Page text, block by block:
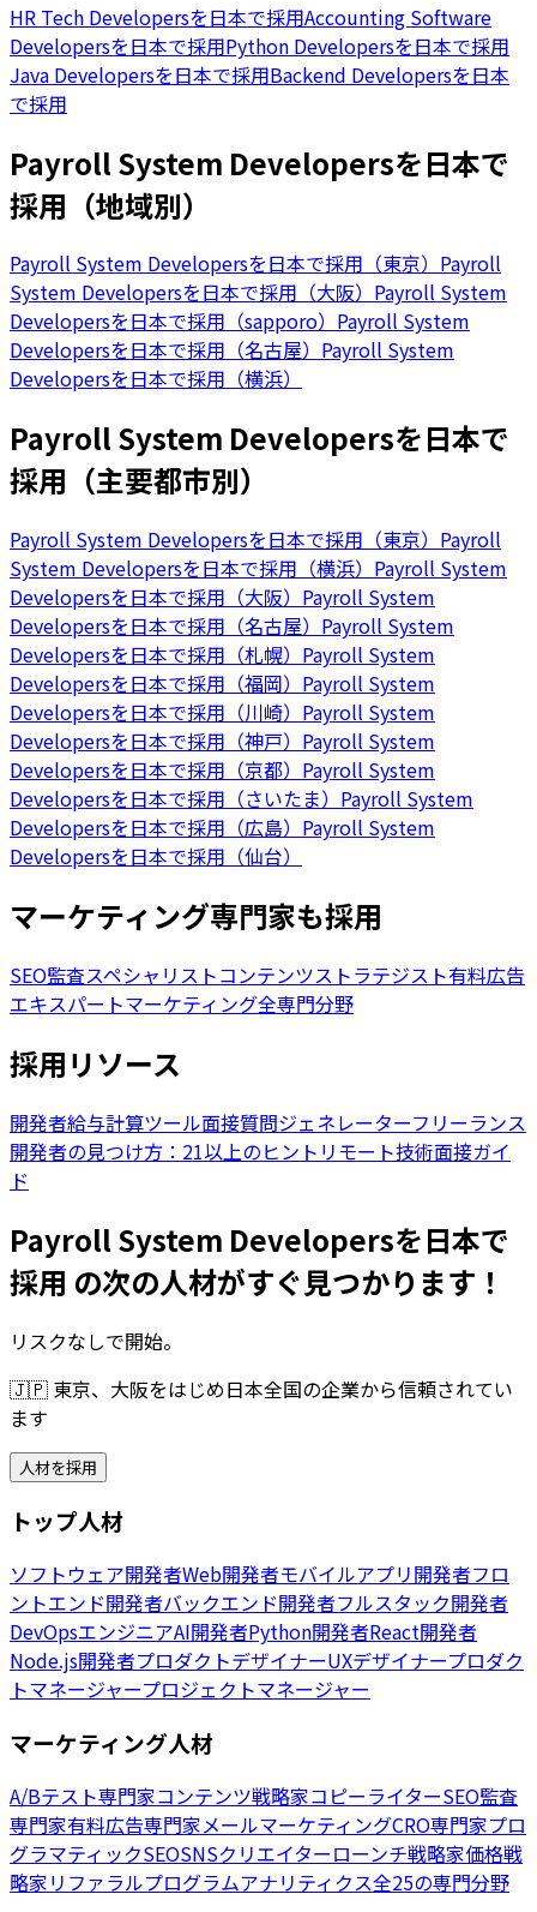
HR Tech Developersを日本で採用Accounting Software
Developersを日本で採用Python Developersを日本で採用
Java Developersを日本で採用Backend Developersを日本
で採用
Payroll System Developersを日本で
採用（地域別）
Payroll System Developersを日本で採用（東京） Payroll
System Developersを日本で採用（大阪） Payroll System
Developersを日本で採用（sapporo） Payroll System
Developersを日本で採用（名古屋） Payroll System
Developersを日本で採用（横浜）
Payroll System Developersを日本で
採用（主要都市別）
Payroll System Developersを日本で採用（東京） Payroll
System Developersを日本で採用（横浜） Payroll System
Developersを日本で採用（大阪） Payroll System
Developersを日本で採用（名古屋） Payroll System
Developersを日本で採用（札幌） Payroll System
Developersを日本で採用（福岡） Payroll System
Developersを日本で採用（川崎） Payroll System
Developersを日本で採用（神戸） Payroll System
Developersを日本で採用（京都） Payroll System
Developersを日本で採用（さいたま） Payroll System
Developersを日本で採用（広島） Payroll System
Developersを日本で採用（仙台）
マーケティング専門家も採用
SEO監査スペシャリストコンテンツストラテジスト有料広告
エキスパートマーケティング全専門分野
採用リソース
開発者給与計算ツール面接質問ジェネレーターフリーランス
開発者の見つけ方：21以上のヒント リモート技術面接ガイ
ド
Payroll System Developersを日本で
採用 の次の人材がすぐ見つかります！
リスクなしで開始。
🇯🇵 東京、大阪をはじめ日本全国の企業から信頼されてい
ます
人材を採用
トップ人材
ソフトウェア開発者Web開発者モバイルアプリ開発者フロ
ントエンド開発者バックエンド開発者フルスタック開発者
DevOpsエンジニアAI開発者Python開発者React開発者
Node.js開発者プロダクトデザイナーUXデザイナープロダク
トマネージャープロジェクトマネージャー
マーケティング人材
A/Bテスト専門家コンテンツ戦略家コピーライターSEO監査
専門家有料広告専門家メールマーケティングCRO専門家プロ
グラマティックSEOSNSクリエイターローンチ戦略家価格戦
略家リファラルプログラムアナリティクス全25の専門分野